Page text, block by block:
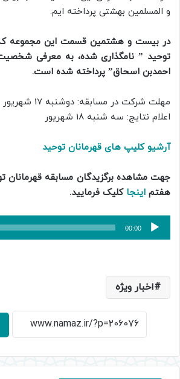
و المسلمین بهشتی پرداخته ایم.
در بیست و هشتمین قسمت این مجموعه که
توحید ” نامگذاری شده، به معرفی
احمدبن اسحاق” پرداخته شده است.
مهلت شرکت در مسابقه: دوشنبه 17 شهریور
اعلام نتایج: سه شنبه 18 شهریور
آرشیو کلیپ های قهرمانان توحید
جهت مشاهده برگزیدگان مسابقه
هفتم اینجا کلیک فرمایید‌.
پخش‌کننده
صوت
00:00
اخبار ویژه